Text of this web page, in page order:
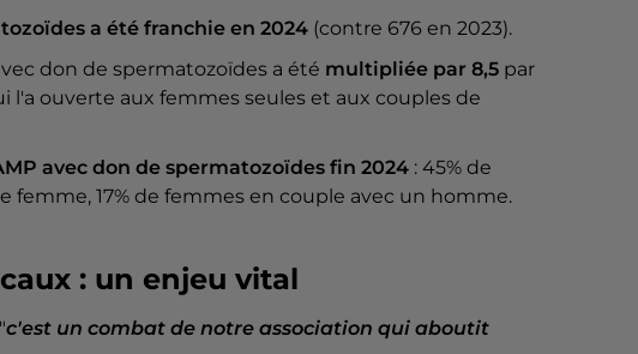
a été franchie en 2024 (contre 676 en 2023).
don de spermatozoïdes a été multipliée par 8,5 par
ouverte aux femmes seules et aux couples de
avec don de spermatozoïdes fin 2024 : 45% de
femme, 17% de femmes en couple avec un homme.
: un enjeu vital
c'est un combat de notre association qui aboutit